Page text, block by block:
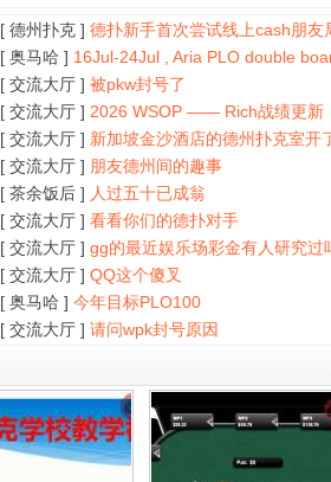
[ 德州扑克 ] 德扑新手首次尝试线上cash朋友
[ 奥马哈 ] 16Jul-24Jul , Aria PLO double
[ 交流大厅 ] 被pkw封号了
[ 交流大厅 ] 2026 WSOP —— Rich战绩更新
[ 交流大厅 ] 新加坡金沙酒店的德州扑克室开
[ 交流大厅 ] 朋友德州间的趣事
[ 茶余饭后 ] 人过五十已成翁
[ 交流大厅 ] 看看你们的德扑对手
[ 交流大厅 ] gg的最近娱乐场彩金有人研究过
[ 交流大厅 ] QQ这个傻叉
[ 奥马哈 ] 今年目标PLO100
[ 交流大厅 ] 请问wpk封号原因